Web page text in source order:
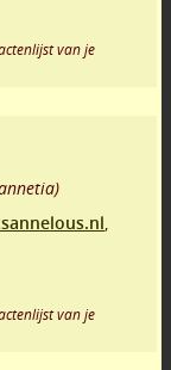
van je
van je